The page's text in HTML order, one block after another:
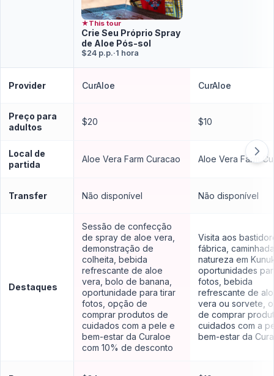
★This tour
Crie Seu Próprio Spray
de Aloe Pós-sol
$24 p.p.·1 hora
Provider CurAloe CurAloe
Preço para
adultos
$20 $10
Local de
partida
Aloe Vera Farm Curacao Aloe Vera Farm
Transfer Não disponível Não disponível
Destaques
Sessão de confecção
de spray de aloe vera,
demonstração de
colheita, bebida
refrescante de aloe
vera, bolo de banana,
oportunidade para tirar
fotos, opção de
comprar produtos de
cuidados com a pele e
bem-estar da Curaloe
com 10% de desconto
Visita aos
fábrica,
natureza em
oportunidades
fotos, bebida
refrescante de
vera ou sorvete,
de comprar
cuidados com a
bem-estar da